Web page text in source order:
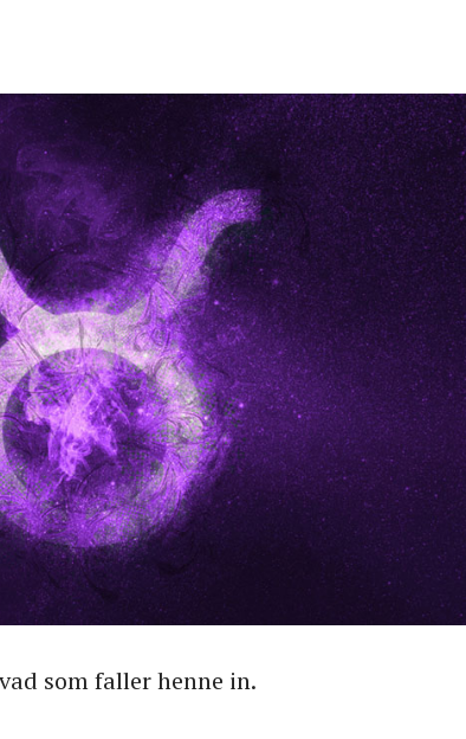
som faller henne in.